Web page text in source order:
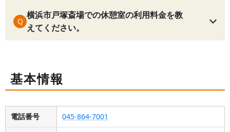
Q
横浜市戸塚斎場での休憩室の利用料金を教
えてください。
基本情報
電話番号 045-864-7001